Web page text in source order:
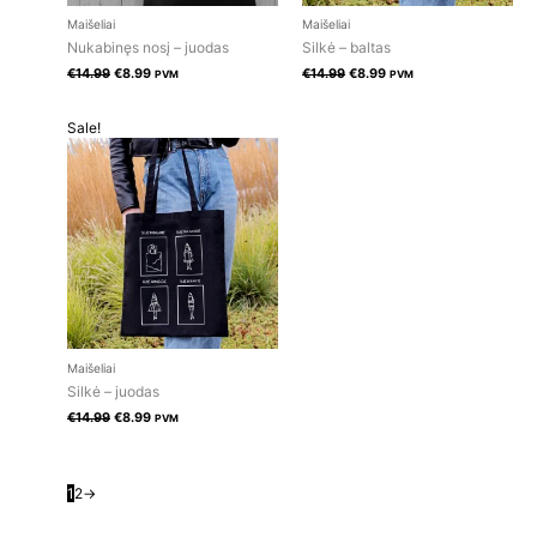
Maišeliai
Nukabinęs nosį – juodas
€14.99 €8.99 PVM
Maišeliai
Silkė – baltas
€14.99 €8.99 PVM
Sale!
Maišeliai
Silkė – juodas
€14.99
price
was:
€14.99.
€8.99
price
is:
€8.99.
PVM
1 2→